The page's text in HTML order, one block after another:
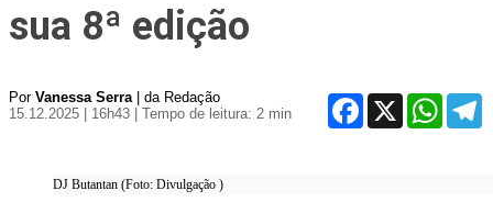
sua 8ª edição
Por Vanessa Serra| da Redação
15.12.2025 | 16h43
| Tempo de leitura: 2 min
Facebook
X
DJ Butantan (Foto: Divulgação )